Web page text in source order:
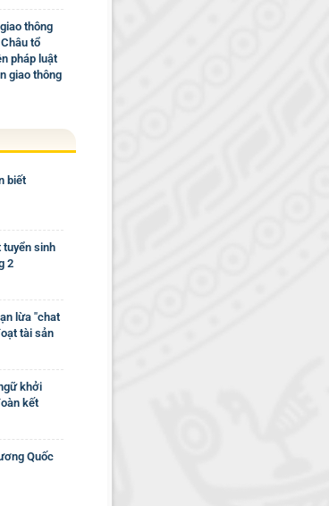
thông
tổ
pháp luật
giao thông
biết
tuyển sinh
2
lừa "chat
tài sản
khởi
kết
Quốc